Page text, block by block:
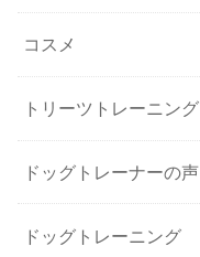
コスメ
トリーツトレーニング
ドッグトレーナーの声
ドッグトレーニング